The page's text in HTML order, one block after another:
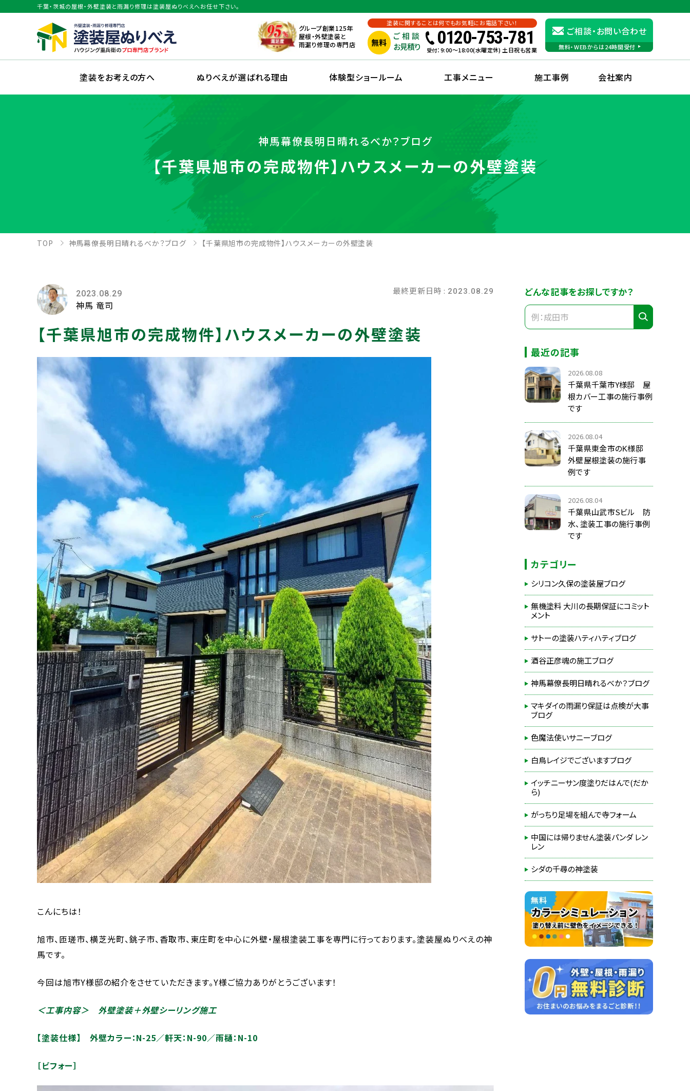
千葉・茨城の屋根・外壁塗装と雨漏り修理は塗装屋ぬりべえへお任せ下さい。
グループ創業125年
屋根・外壁塗装と
雨漏り修理の専門店
塗装に関することは何でもお気軽にお電話下さい！
無料
ご相談
お見積り
0120-753-781
受付：9:00〜18:00(水曜定休) 土日祝も営業
ご相談・お問い合わせ
無料・WEBからは24時間受付
塗装をお考えの方へ ぬりべえが選ばれる理由 体験型ショールーム 工事メニュー 施工事例 会社案内
神馬幕僚長明日晴れるべか？ブログ
【千葉県旭市の完成物件】ハウスメーカーの外壁塗装
TOP 神馬幕僚長明日晴れるべか？ブログ 【千葉県旭市の完成物件】ハウスメーカーの外壁塗装
2023.08.29
神馬 竜司
最終更新日時 : 2023.08.29
【千葉県旭市の完成物件】ハウスメーカーの外壁塗装
こんにちは！
旭市、匝瑳市、横芝光町、銚子市、香取市、東庄町を中心に外壁・屋根塗装工事を専門に行っております。塗装屋ぬりべえの神
馬です。
今回は旭市Y様邸の紹介をさせていただきます。Y様ご協力ありがとうございます！
＜工事内容＞ 外壁塗装＋外壁シーリング施工
【塗装仕様】 外壁カラー：N-25／軒天：N-90／雨樋：N-10
［ビフォー］
どんな記事をお探しですか？
最近の記事
2026.08.08
千葉県千葉市Y様邸 屋
根カバー工事の施行事例
です
2026.08.04
千葉県東金市のK様邸
外壁屋根塗装の施行事
例です
2026.08.04
千葉県山武市Sビル 防
水、塗装工事の施行事例
です
カテゴリー
シリコン久保の塗装屋ブログ
無機塗料 大川の長期保証にコミット
メント
サトーの塗装ハティハティブログ
酒谷正彦魂の施工ブログ
神馬幕僚長明日晴れるべか？ブログ
マキダイの雨漏り保証は点検が大事
ブログ
色魔法使いサニーブログ
白鳥レイジでございますブログ
イッチニーサン度塗りだはんで(だか
ら)
がっちり足場を組んで寺フォーム
中国には帰りません塗装パンダ レン
レン
シダの千尋の神塗装